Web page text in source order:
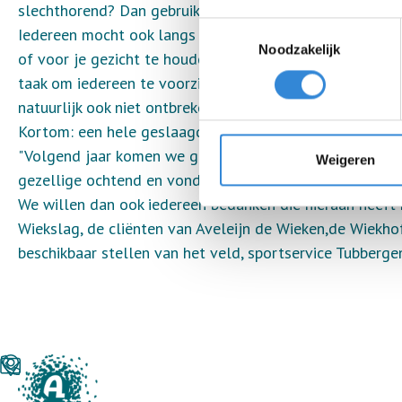
Noodzakelijk
Weigeren
slechthorend? Dan gebruikten ze gebarentaal en
Iedereen mocht ook langs een mooie fotomuur: er
of voor je gezicht te houden, en zo kon je met je
taak om iedereen te voorzien van koffie, thee of ranja,
natuurlijk ook niet ontbreken.
Kortom: een hele geslaagde dag met alleen maar
"Volgend jaar komen we graag weer!". En dat gold
gezellige ochtend en vonden het een mooie
We willen dan ook iedereen bedanken die hieraan
Wiekslag, de cliënten van Aveleijn de Wieken,de
beschikbaar stellen van het veld, sportservice